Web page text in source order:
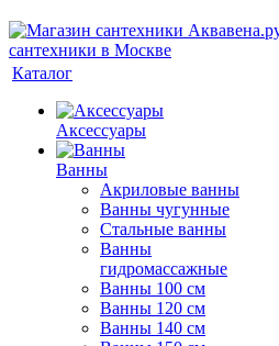
Каталог
Аксессуары
Ванны
Акриловые ванны
Ванны чугунные
Стальные ванны
Ванны
гидромассажные
Ванны 100 см
Ванны 120 см
Ванны 140 см